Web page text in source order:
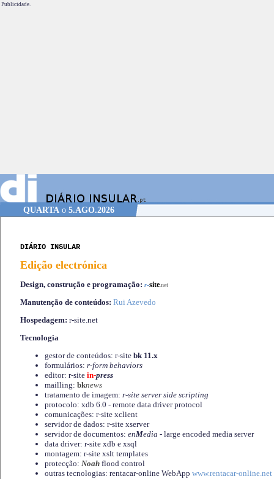
Publicidade.
QUARTA o 5.AGO.2026
DIÁRIO INSULAR
Edição electrónica
Design, construção e programação: r-site.net
Manutenção de conteúdos: Rui Azevedo
Hospedagem: r-site.net
Tecnologia
gestor de conteúdos: r-site bk 11.x
formulários: r-form behaviors
editor: r-site in-press
mailling: bknews
tratamento de imagem: r-site server side scripting
protocolo: xdb 6.0 - remote data driver protocol
comunicações: r-site xclient
servidor de dados: r-site xserver
servidor de documentos: enMedia - large encoded media server
data driver: r-site xdb e xsql
montagem: r-site xslt templates
protecção: Noah flood control
outras tecnologias: rentacar-online WebApp www.rentacar-online.net